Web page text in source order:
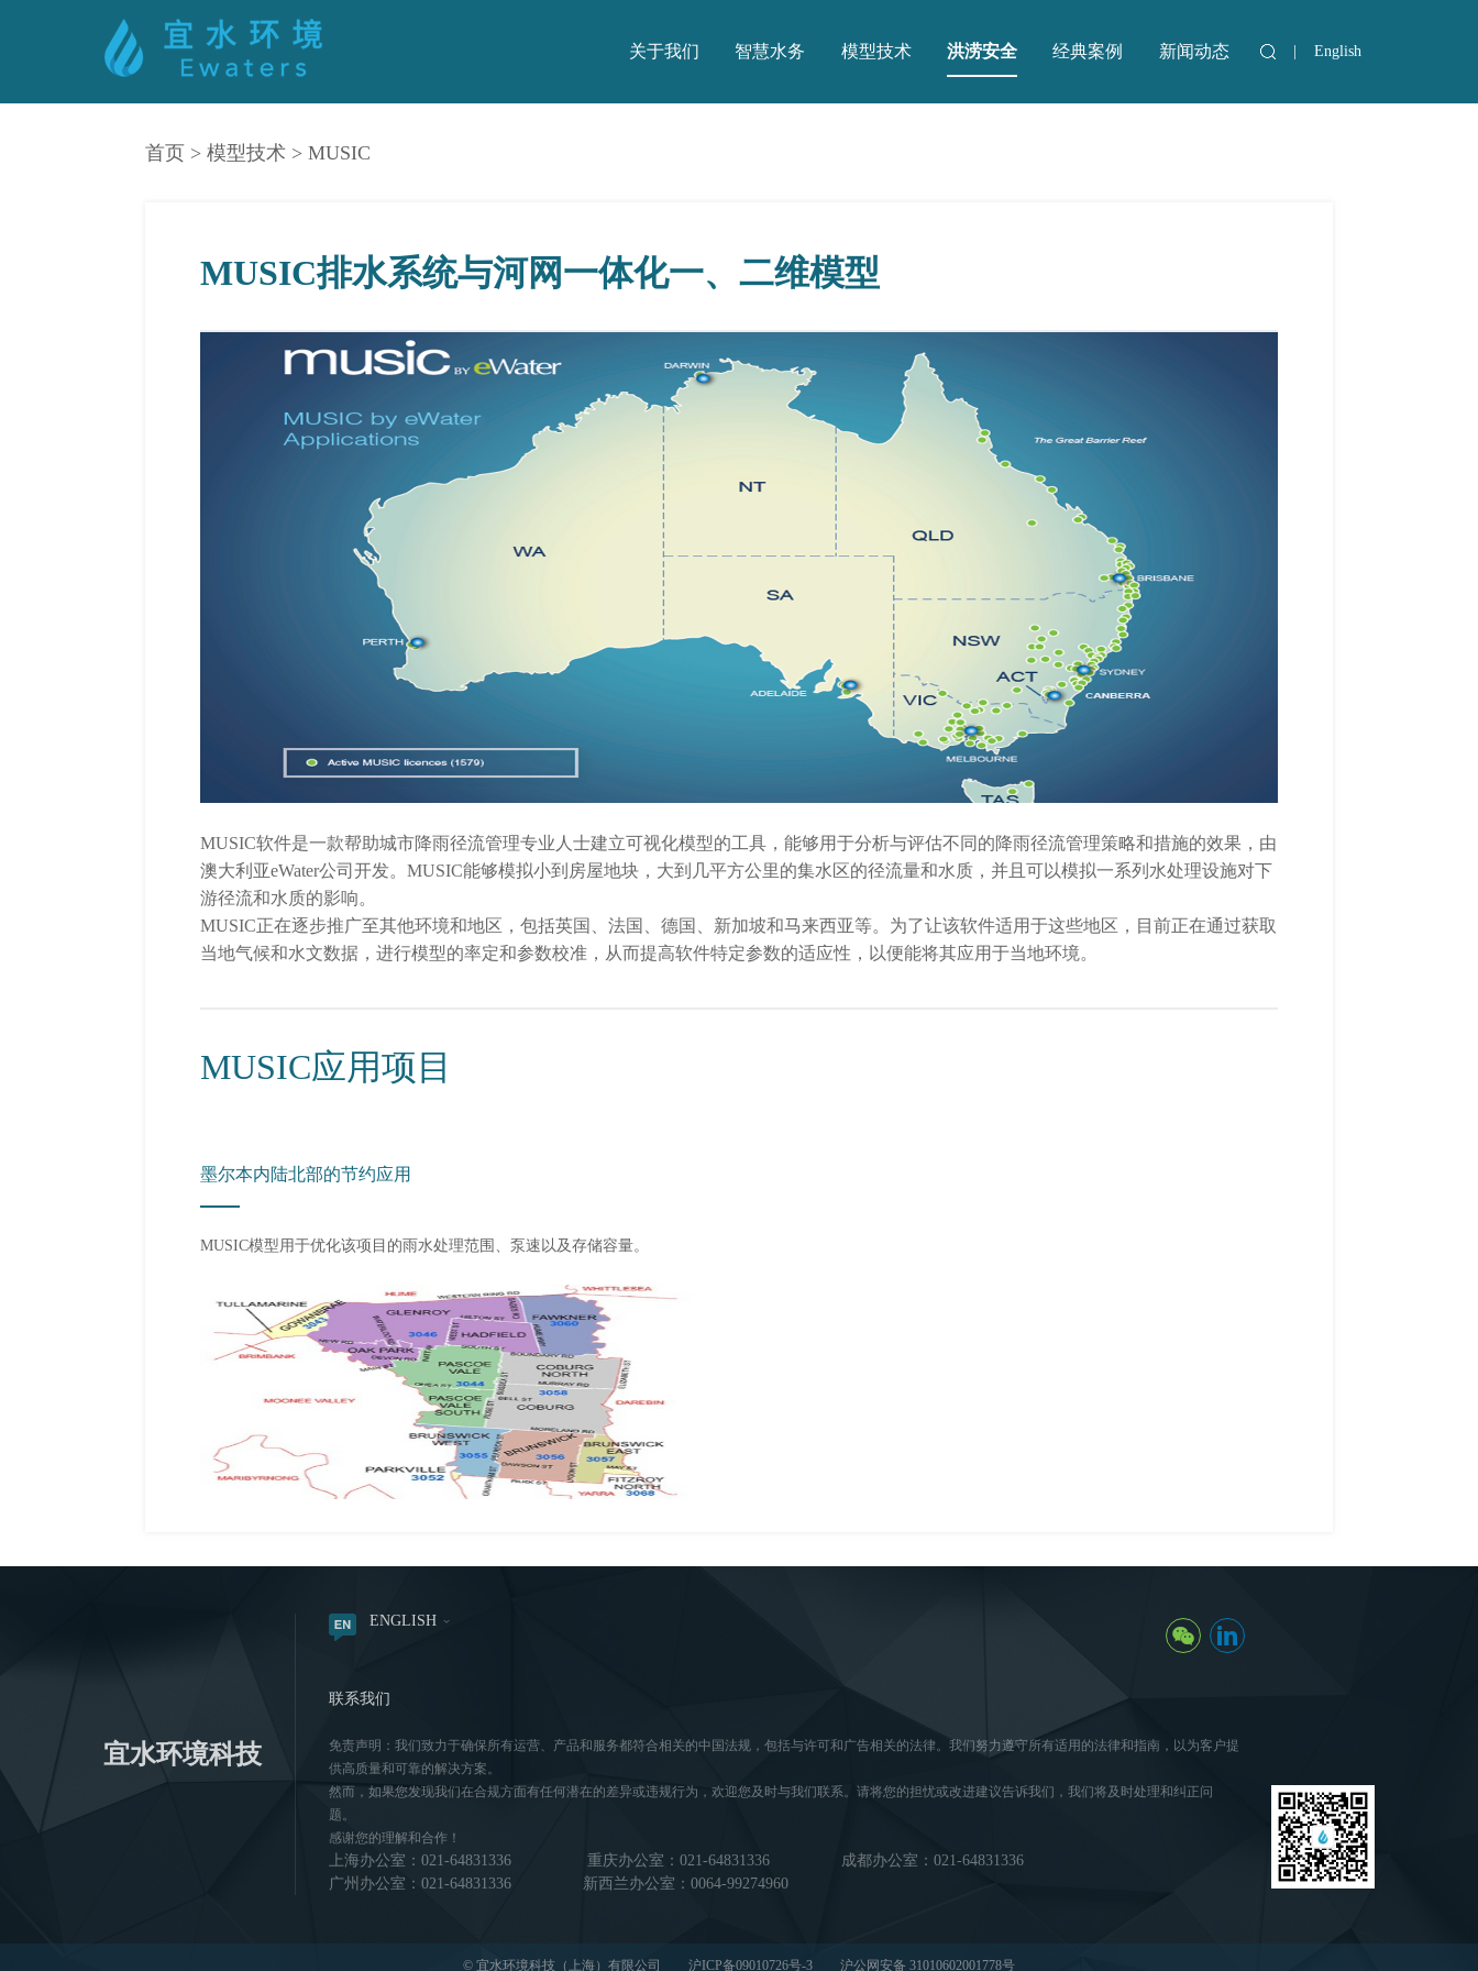
English
关于我们 智慧水务 模型技术 洪涝安全 经典案例 新闻动态
首页 > 模型技术 > MUSIC
MUSIC排水系统与河网一体化一、二维模型
MUSIC软件是一款帮助城市降雨径流管理专业人士建立可视化模型的工具，能够用于分析与评估不同的降雨径流管理策略和措施的效果 ，由
澳大利亚eWater公司开发。 MUSIC能够模拟小到房屋地块，大到几平方公里的集水区的径流量和水质，并且可以模拟一系列水处理设施对下
游径流和水质的影响。
MUSIC正在逐步推广至其他环境和地区，包括英国、法国、德国、新加坡和马来西亚等。为了让该软件适用于这些地区，目前正在通过获取
当地气候和水文数据，进行模型的率定和参数校准，从而提高软件特定参数的适应性，以便能将其应用于当地环境。
MUSIC应用项目
墨尔本内陆北部的节约应用
MUSIC模型用于优化该项目的雨水处理范围、泵速以及存储容量。
宜水环境科技
ENGLISH
联系我们
免责声明：我们致力于确保所有运营、产品和服务都符合相关的中国法规，包括与许可和广告相关的法律。我们努力遵守所有适用的法律和指南，以为客户提
供高质量和可靠的解决方案。
然而，如果您发现我们在合规方面有任何潜在的差异或违规行为，欢迎您及时与我们联系。请将您的担忧或改进建议告诉我们，我们将及时处理和纠正问
题。
感谢您的理解和合作！
上海办公室：021-64831336 重庆办公室：021-64831336
成都办公室：021-64831336
广州办公室：021-64831336
新西兰办公室：0064-99274960
© 宜水环境科技（上海）有限公司 沪ICP备09010726号-3 沪公网安备 31010602001778号